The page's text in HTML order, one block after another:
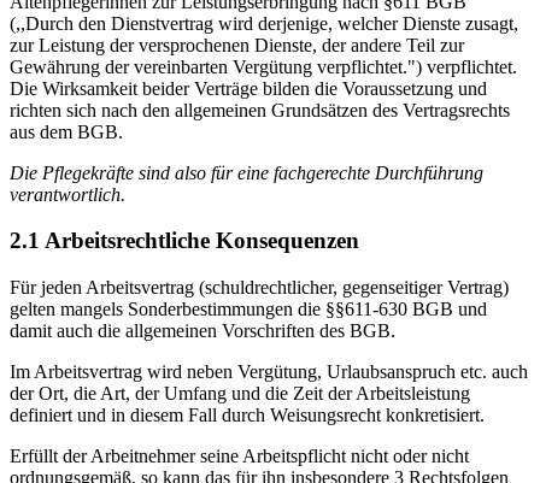
(,,Durch den Dienstvertrag wird derjenige, welcher Dienste zusagt,
zur Leistung der versprochenen Dienste, der andere Teil zur
Gewährung der vereinbarten Vergütung verpflichtet.") verpflichtet.
Die Wirksamkeit beider Verträge bilden die Voraussetzung und
richten sich nach den allgemeinen Grundsätzen des Vertragsrechts
aus dem BGB.
Die Pflegekräfte sind also für eine fachgerechte Durchführung
verantwortlich.
2.1 Arbeitsrechtliche Konsequenzen
Für jeden Arbeitsvertrag (schuldrechtlicher, gegenseitiger Vertrag)
gelten mangels Sonderbestimmungen die §§611-630 BGB und
damit auch die allgemeinen Vorschriften des BGB.
Im Arbeitsvertrag wird neben Vergütung, Urlaubsanspruch etc. auch
der Ort, die Art, der Umfang und die Zeit der Arbeitsleistung
definiert und in diesem Fall durch Weisungsrecht konkretisiert.
Erfüllt der Arbeitnehmer seine Arbeitspflicht nicht oder nicht
ordnungsgemäß, so kann das für ihn insbesondere 3 Rechtsfolgen